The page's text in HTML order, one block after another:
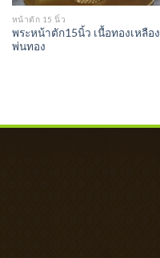
หน้าตัก 15 นิ้ว
พระหน้าตัก15นิ้ว เนื้อทองเหลือง
พ่นทอง